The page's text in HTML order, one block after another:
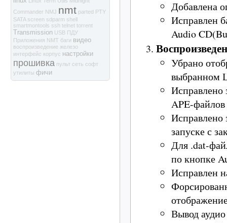
Добавлена
Исправлен
Audio
Убрано
выбранном
Исправлено
APE-
Исправлено
запуске с
Для .dat-
по кнопке
Исправлен
Вывод аудио
Commander NMJ nmt parted PTY
SATA screen sdparm shell
smartmontools ssh telnet torrent
Transmission USB ПДУ
Приложения NMT баги видео
воспроизведение железо
интерфейс корпус настройки
прошивка пульт сеть софт
утилиты фичи